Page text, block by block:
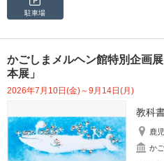
駐車場
かごしまメルヘン館特別企画
本展」
2026年7月10日(金)～9月14日(月)
教科
鹿
か